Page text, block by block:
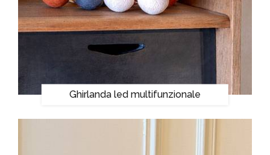
Ghirlanda led multifunzionale